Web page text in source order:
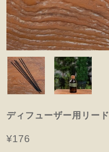
ディフューザー用リー
¥176